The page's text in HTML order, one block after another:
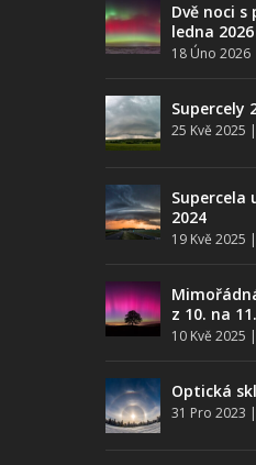
Dvě noci s
ledna 2026
18 Úno 2026
Supercely
25 Kvě 2025 |
Supercela
2024
19 Kvě 2025 |
z 10. na
10 Kvě 2025 |
Optická
31 Pro 2023 |